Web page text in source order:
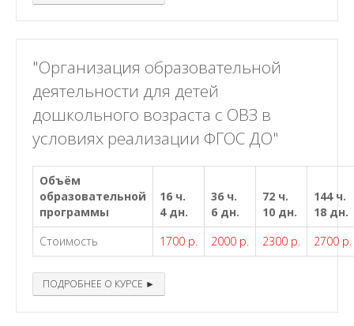
"Организация образовательной
деятельности для детей
дошкольного возраста с ОВЗ в
условиях реализации ФГОС ДО"
Объём
образовательной
программы
16 ч.
4 дн.
36 ч.
6 дн.
72 ч.
10 дн.
144 ч.
18 дн.
Стоимость
1700 р. 2000 р. 2300 р. 2700 р.
ПОДРОБНЕЕ О КУРСЕ ►